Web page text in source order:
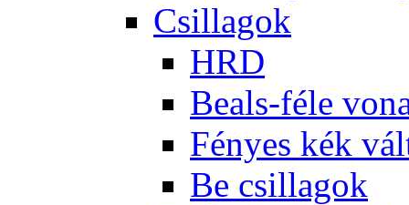
Csil­la­gok
HRD
Be­als-fé­le
Fé­nyes kék
Be csil­la­gok